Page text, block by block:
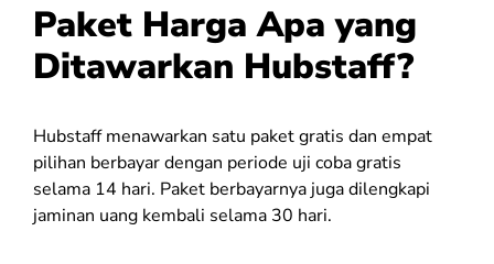
Paket Harga Apa yang
Ditawarkan Hubstaff?
Hubstaff menawarkan satu paket gratis dan empat
pilihan berbayar dengan periode uji coba gratis
selama 14 hari. Paket berbayarnya juga dilengkapi
jaminan uang kembali selama 30 hari.